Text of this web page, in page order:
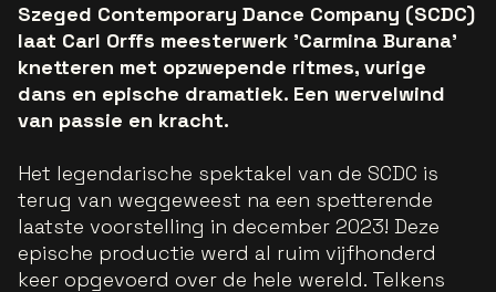
Szeged Contemporary Dance Company (SCDC)
laat Carl Orffs meesterwerk 'Carmina Burana'
knetteren met opzwepende ritmes, vurige
dans en epische dramatiek. Een wervelwind
van passie en kracht.
Het legendarische spektakel van de SCDC is
terug van weggeweest na een spetterende
laatste voorstelling in december 2023! Deze
epische productie werd al ruim vijfhonderd
keer opgevoerd over de hele wereld. Telkens